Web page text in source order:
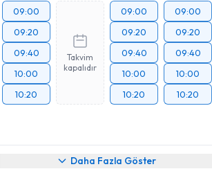
09:00
09:20
09:40
10:00
10:20
Takvim
kapalıdır
09:00
09:20
09:40
10:00
10:20
09:00
09:20
09:40
10:00
10:20
Daha Fazla Göster